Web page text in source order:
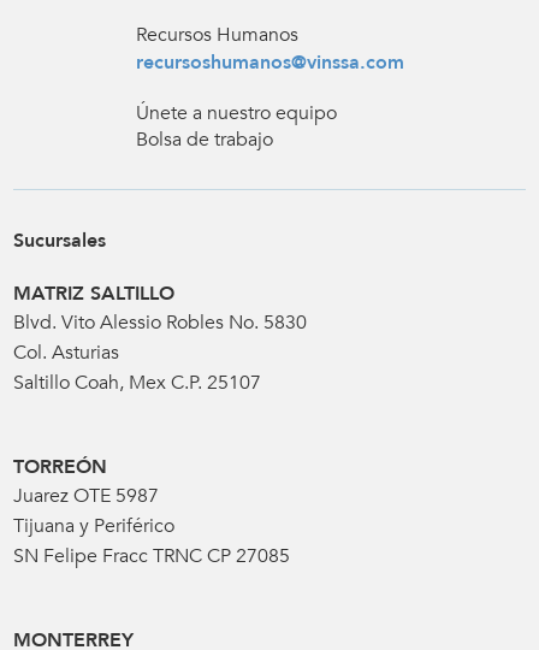
Recursos Humanos
recursoshumanos@vinssa.com
Únete a nuestro equipo
Bolsa de trabajo
Sucursales
MATRIZ SALTILLO
Blvd. Vito Alessio Robles No. 5830
Col. Asturias
Saltillo Coah, Mex C.P. 25107
TORREÓN
Juarez OTE 5987
Tijuana y Periférico
SN Felipe Fracc TRNC CP 27085
MONTERREY